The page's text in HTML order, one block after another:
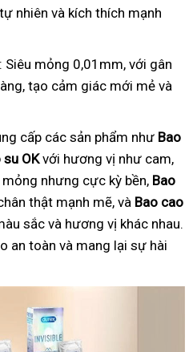
nhiên và kích thích mạnh
: Siêu mỏng 0,01mm, với gân
tạo cảm giác mới mẻ và
cấp các sản phẩm như Bao
su OKvới hương vị như cam,
mỏng nhưng cực kỳ bền, Bao
thật mạnh mẽ, và Bao cao
sắc và hương vị khác nhau.
an toàn và mang lại sự hài